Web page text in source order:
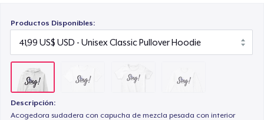
Productos Disponibles:
Descripción:
Acogedora sudadera con capucha de mezcla pesada con interior